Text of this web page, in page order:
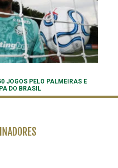
JOGOS PELO PALMEIRAS E
DO BRASIL